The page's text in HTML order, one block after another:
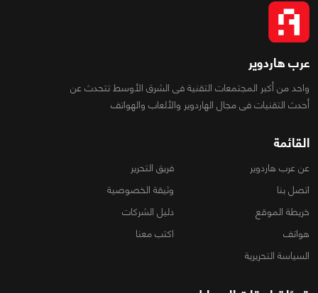
عرب هاردوير
واحد من أكبر المجتمعات التقنية فى الشرق الأوسط تتحدث عن
أحدث التقنيات فى مجال الهاردوير والألعاب والهواتف
القائمة
عن عرب هاردوير
فريق التحرير
اتصل بنا
وثيقة الخصوصية
خريطة الموقع
دليل الشركات
هواتف
اكتب معنا
السياسة التحريرية